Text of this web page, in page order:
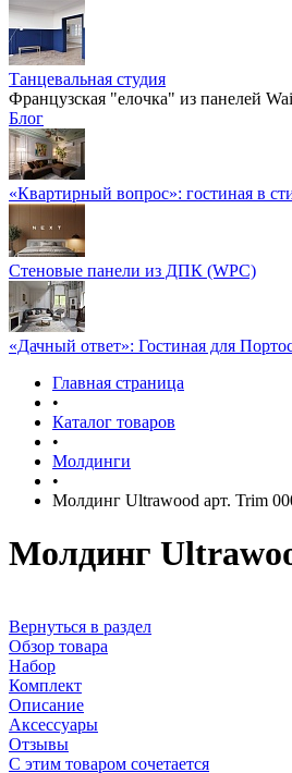
Танцевальная студия
Французская "елочка" из панелей
Блог
«Квартирный вопрос»: гостиная в
Стеновые панели из ДПК (WPC)
«Дачный ответ»: Гостиная для
Главная страница
•
Каталог товаров
•
Молдинги
•
Молдинг Ultrawood арт. Trim
Молдинг
Вернуться в раздел
Обзор товара
Набор
Комплект
Описание
Аксессуары
Отзывы
С этим товаром сочетается